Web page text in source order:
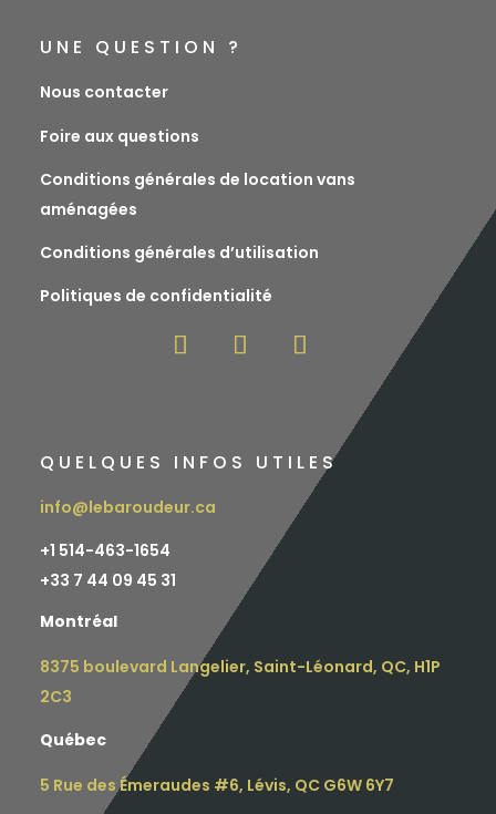
UNE QUESTION ?
Nous contacter
Foire aux questions
Conditions générales de location vans
aménagées
Conditions générales d’utilisation
Politiques de confidentialité
QUELQUES INFOS UTILES
info@lebaroudeur.ca
+1 514-463-1654
+33 7 44 09 45 31
Montréal
8375 boulevard Langelier, Saint-Léonard, QC, H1P
2C3
Québec
5 Rue des Émeraudes #6, Lévis, QC G6W 6Y7